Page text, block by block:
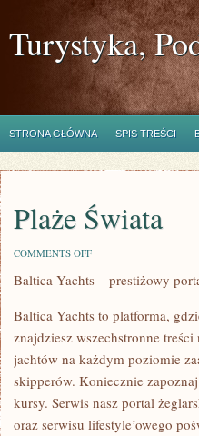
Turystyka,
STRONA GŁÓWNA SPIS TREŚCI
Plaże Świata
COMMENTS OFFON
ŚWIATA
Baltica Yachts – prestiżowy
Baltica Yachts to platforma,
znajdziesz wszechstronne
jachtów na każdym poziomie
skipperów. Koniecznie
kursy. Serwis nasz portal
oraz serwisu lifestyle’owego